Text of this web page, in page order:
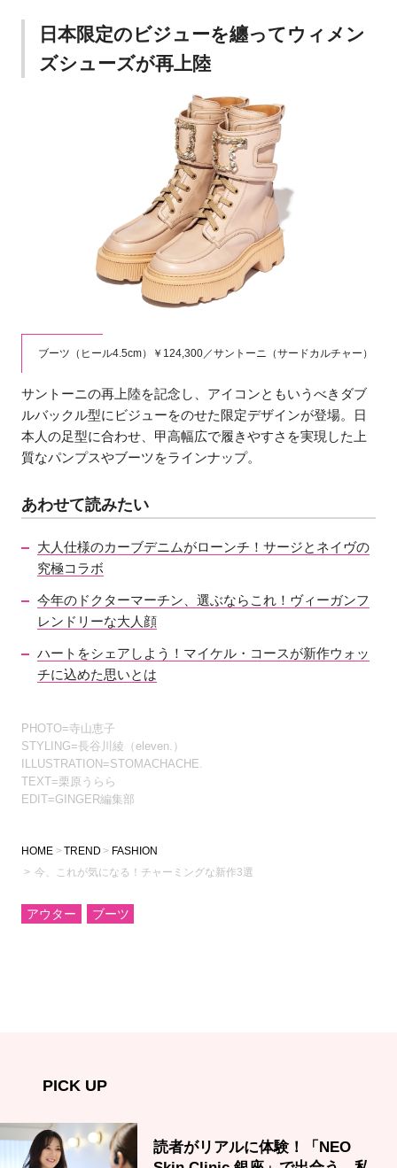
日本限定のビジューを纏ってウィメン
ズシューズが再上陸
ブーツ（ヒール4.5cm）￥124,300／サントーニ（サードカルチャー）
サントーニの再上陸を記念し、アイコンともいうべきダブ
ルバックル型にビジューをのせた限定デザインが登場。日
本人の足型に合わせ、甲高幅広で履きやすさを実現した上
質なパンプスやブーツをラインナップ。
あわせて読みたい
大人仕様のカーブデニムがローンチ！サージとネイヴの
究極コラボ
今年のドクターマーチン、選ぶならこれ！ヴィーガンフ
レンドリーな大人顔
ハートをシェアしよう！マイケル・コースが新作ウォッ
チに込めた思いとは
PHOTO=寺山恵子
STYLING=長谷川綾（eleven.）
ILLUSTRATION=STOMACHACHE.
TEXT=栗原うらら
EDIT=GINGER編集部
HOME TREND
FASHION
今、これが気になる！チャーミングな新作3選
アウター ブーツ
PICK UP
読者がリアルに体験！「NEO